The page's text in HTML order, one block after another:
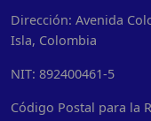
Dirección: Avenida
Isla, Colombia
NIT: 892400461-5
Código Postal para la